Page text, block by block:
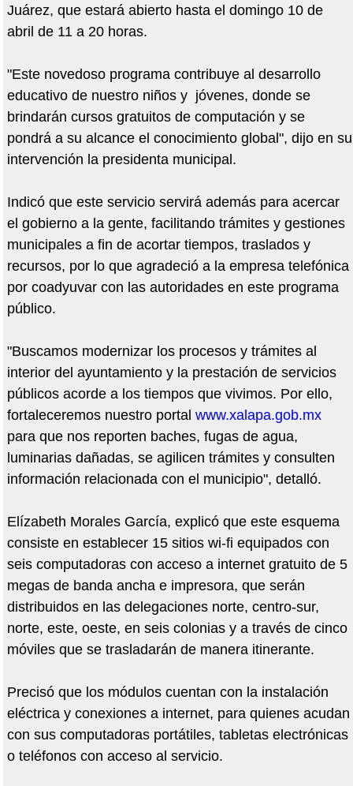
Juárez, que estará abierto hasta el domingo 10 de
abril de 11 a 20 horas.
"Este novedoso programa contribuye al desarrollo
educativo de nuestro niños y jóvenes, donde se
brindarán cursos gratuitos de computación y se
pondrá a su alcance el conocimiento global", dijo en su
intervención la presidenta municipal.
Indicó que este servicio servirá además para acercar
el gobierno a la gente, facilitando trámites y gestiones
municipales a fin de acortar tiempos, traslados y
recursos, por lo que agradeció a la empresa telefónica
por coadyuvar con las autoridades en este programa
público.
"Buscamos modernizar los procesos y trámites al
interior del ayuntamiento y la prestación de servicios
públicos acorde a los tiempos que vivimos. Por ello,
fortaleceremos nuestro portal www.xalapa.gob.mx
para que nos reporten baches, fugas de agua,
luminarias dañadas, se agilicen trámites y consulten
información relacionada con el municipio", detalló.
Elízabeth Morales García, explicó que este esquema
consiste en establecer 15 sitios wi-fi equipados con
seis computadoras con acceso a internet gratuito de 5
megas de banda ancha e impresora, que serán
distribuidos en las delegaciones norte, centro-sur,
norte, este, oeste, en seis colonias y a través de cinco
móviles que se trasladarán de manera itinerante.
Precisó que los módulos cuentan con la instalación
eléctrica y conexiones a internet, para quienes acudan
con sus computadoras portátiles, tabletas electrónicas
o teléfonos con acceso al servicio.